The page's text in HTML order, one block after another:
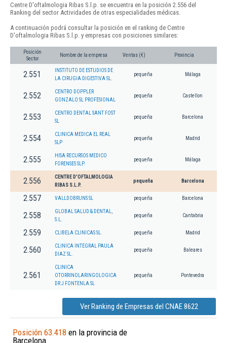
Centre D'oftalmologia Ribas S.l.p. se encuentra en la posición 2.556 del
Ranking del sector Actividades de otras especialidades médicas.
A continuación podrá consultar la posición en el ranking de Centre
D'oftalmologia Ribas S.l.p. y empresas con posiciones similares:
Posición
Sector
Nombre de la empresa Ventas (€) Provincia
2.551
INSTITUTO DE ESTUDIOS DE
LA CIRUGIA DIGESTIVA SL.
pequeña Málaga
2.552
CENTRO DOPPLER
GONZALO SL PROFESIONAL
pequeña Castellon
2.553
CENTRO DENTAL SANT FOST
SL
pequeña Barcelona
2.554
CLINICA MEDICA EL REAL
SLP
pequeña Madrid
2.555
HISA RECURSOS MEDICO
FORENSES SLP.
pequeña Málaga
2.556
CENTRE D'OFTALMOLOGIA
RIBAS S.L.P.
pequeña Barcelona
2.557 VALLDOBRUNS SL pequeña Barcelona
2.558
GLOBAL SALUD & DENTAL,
S.L.
pequeña Cantabria
2.559 CLIBELA CLINICAS SL. pequeña Madrid
2.560
CLINICA INTEGRAL PAULA
DIAZ SL.
pequeña Baleares
2.561
CLINICA
OTORRINOLARINGOLOGICA
DR J FONTENLA SL
pequeña Pontevedra
Ver Ranking de Empresas del CNAE 8622
Posición 63.418 en la provincia de
Barcelona